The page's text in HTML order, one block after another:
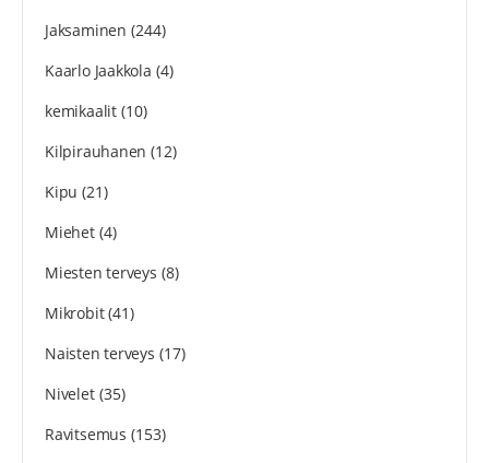
Jaksaminen (244)
Kaarlo Jaakkola (4)
kemikaalit(10)
Kilpirauhanen (12)
Kipu (21)
Miehet(4)
Miesten terveys (8)
Mikrobit(41)
Naisten terveys (17)
Nivelet(35)
Ravitsemus (153)